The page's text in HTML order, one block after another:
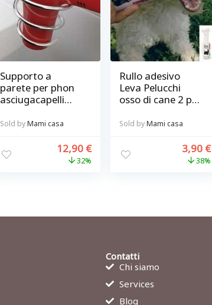
Supporto a
parete per phon
asciugacapelli
Balvi
Sold byMami casa
12,90 €
32%
Rullo adesivo
Leva Pelucchi
osso di cane 2 pz
Sold byMami casa
3,90 €
38%
Contatti
Chi siamo
Services
Blog